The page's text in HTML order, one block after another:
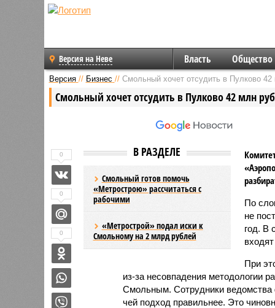
Версия на Неве Власть Общество
Версия // Бизнес // Смольный хочет отсудить в Пулково 42
Смольный хочет отсудить в Пулково 42 млн
В РАЗДЕЛЕ
Смольный готов помочь
«Метрострою» рассчитаться с
рабочими
«Метрострой» подал иски к
Смольному на 2 млрд рублей
По
не
год. В
При
из-за несовпадения методологии
Смольным. Сотрудники ведомства
чей подход правильнее. Это
0
0
0